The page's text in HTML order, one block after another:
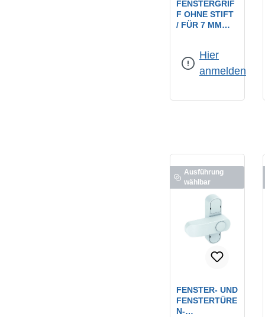
FENSTERGRIF
F OHNE STIFT
/ FÜR 7 MM
(KREUZOLIVE)
/ AUF OVALER
ROSETTE
Hier
anmelden
Ausführung
wählbar
FENSTER- UND
FENSTERTÜRE
N-